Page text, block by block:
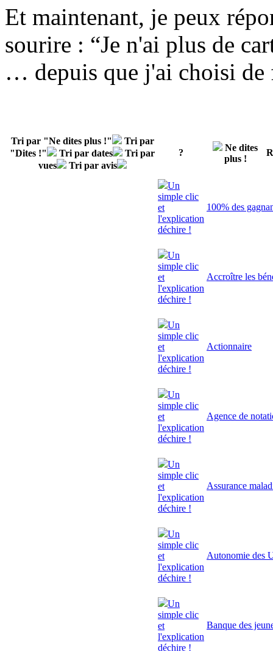
Et maintenant, je peux
sourire : “Je n'ai plus de
… depuis que j'ai choisi de
Tri par "Ne dites plus !"
Tri par
"Dites !"
Tri par dates
Tri par
vues
Tri par avis
?
Ne dites
plus !
Un
simple clic
et
l'explication
déchire !
100% des
Un
simple clic
et
l'explication
déchire !
Accroître les
Un
simple clic
et
l'explication
déchire !
Actionnaire
Un
simple clic
et
l'explication
déchire !
Agence de
Un
simple clic
et
l'explication
déchire !
Assurance
Un
simple clic
et
l'explication
déchire !
Autonomie des
Un
simple clic
et
l'explication
déchire !
Banque des